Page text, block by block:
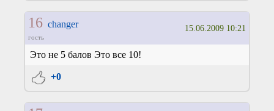
16 changer
гость
15.06.2009 10:21
Это не 5 балов Это все 10!
+0